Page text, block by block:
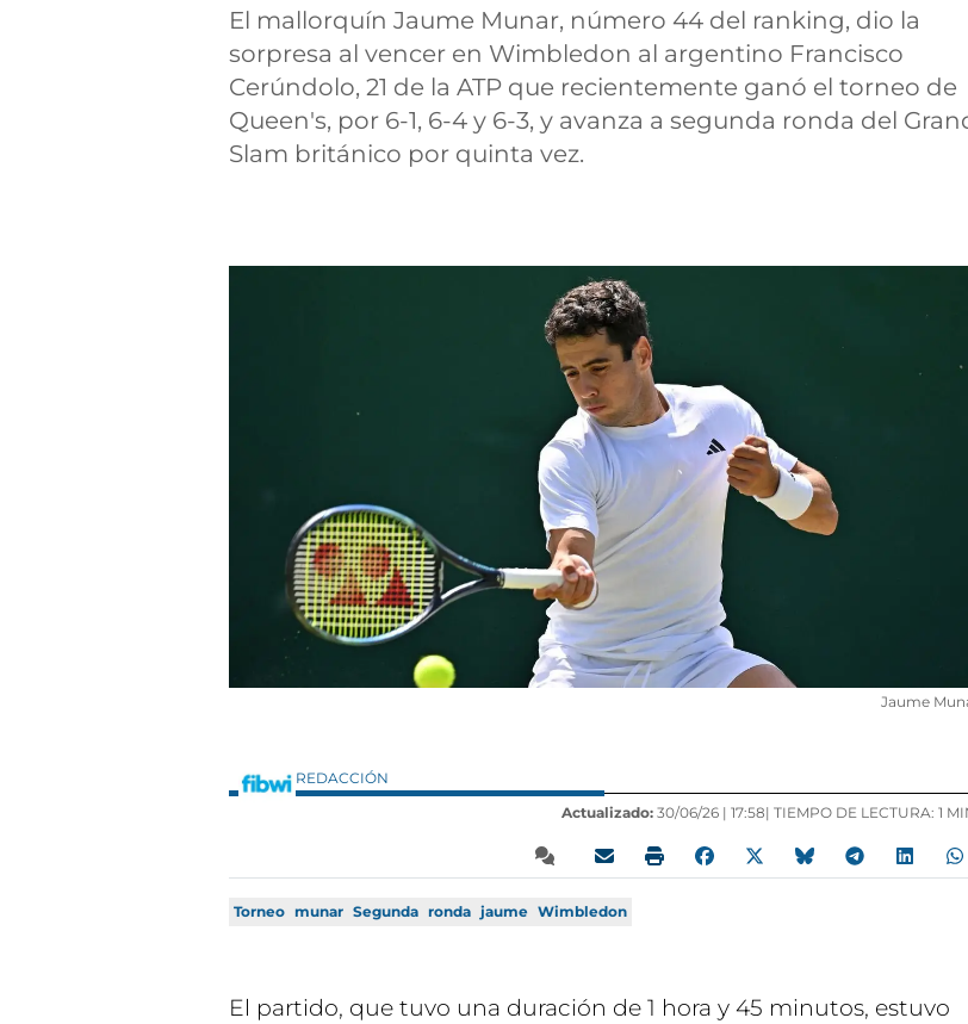
El mallorquín Jaume Munar, número 44 del ranking, dio la
sorpresa al vencer en Wimbledon al argentino Francisco
Cerúndolo, 21 de la ATP que recientemente ganó el torneo de
Queen's, por 6-1, 6-4 y 6-3, y avanza a segunda ronda del
Slam británico por quinta vez.
Jaume
REDACCIÓN
Actualizado: 30/06/26 | 17:58| TIEMPO DE LECTURA: 1
Torneo munar Segunda ronda jaume Wimbledon
El partido, que tuvo una duración de 1 hora y 45 minutos, estuvo